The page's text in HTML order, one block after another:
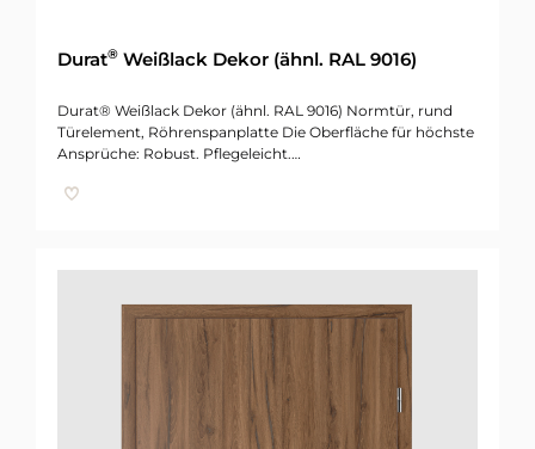
Durat® Weißlack Dekor (ähnl. RAL 9016)
Durat® Weißlack Dekor (ähnl. RAL 9016) Normtür, rund
Türelement, Röhrenspanplatte Die Oberfläche für höchste
Ansprüche: Robust. Pflegeleicht.…